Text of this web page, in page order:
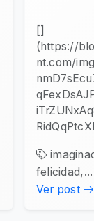
[]
(https://
nt.com/
felicidad,...
Ver post